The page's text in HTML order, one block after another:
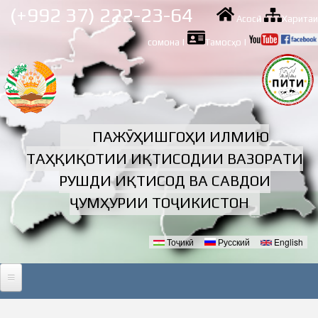
Skip to
main
content
(+992 37) 222-23-64 Асосӣ| Харитаи
сомона | Тамосҳо |
ПАЖӮҲИШГОҲИ ИЛМИЮ
ТАҲҚИҚОТИИ ИҚТИСОДИИ ВАЗОРАТИ
РУШДИ ИҚТИСОД ВА САВДОИ
ҶУМҲУРИИ ТОҶИКИСТОН
Тоҷикӣ Русский English
АСОСӢ